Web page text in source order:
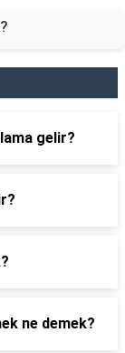
gelir?
ne demek?